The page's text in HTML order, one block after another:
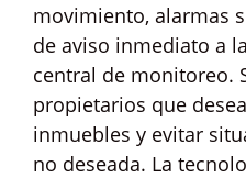
movimiento, alarmas
de aviso inmediato a
central de monitoreo.
propietarios que
inmuebles y evitar
no deseada. La